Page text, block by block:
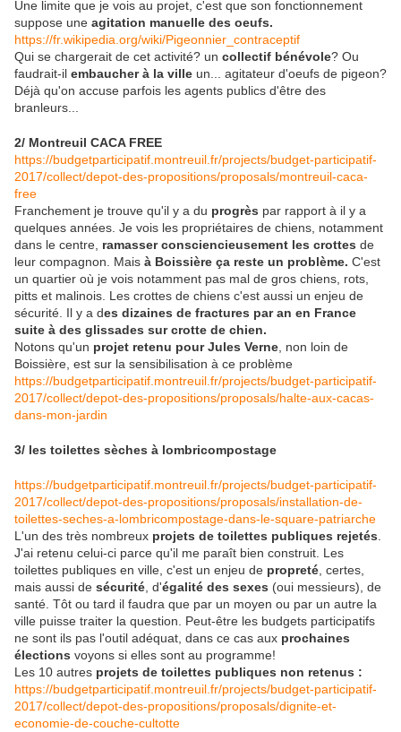
Une limite que je vois au projet, c'est que son fonctionnement
suppose une agitation manuelle des oeufs.
https://fr.wikipedia.org/wiki/Pigeonnier_contraceptif
Qui se chargerait de cet activité? un collectif bénévole? Ou
faudrait-il embaucher à la ville un... agitateur d'oeufs de pigeon?
Déjà qu'on accuse parfois les agents publics d'être des
branleurs...
2/ Montreuil CACA FREE
https://budgetparticipatif.montreuil.fr/projects/budget-participatif-
2017/collect/depot-des-propositions/proposals/montreuil-caca-
free
Franchement je trouve qu'il y a du progrès par rapport à il y a
quelques années. Je vois les propriétaires de chiens, notamment
dans le centre, ramasser consciencieusement les crottes de
leur compagnon. Mais à Boissière ça reste un problème. C'est
un quartier où je vois notamment pas mal de gros chiens, rots,
pitts et malinois. Les crottes de chiens c'est aussi un enjeu de
sécurité. Il y a des dizaines de fractures par an en France
suite à des glissades sur crotte de chien.
Notons qu'un projet retenu pour Jules Verne , non loin de
Boissière, est sur la sensibilisation à ce problème
https://budgetparticipatif.montreuil.fr/projects/budget-participatif-
2017/collect/depot-des-propositions/proposals/halte-aux-cacas-
dans-mon-jardin
3/ les toilettes sèches à lombricompostage
https://budgetparticipatif.montreuil.fr/projects/budget-participatif-
2017/collect/depot-des-propositions/proposals/installation-de-
toilettes-seches-a-lombricompostage-dans-le-square-patriarche
L'un des très nombreux projets de toilettes publiques rejetés
J'ai retenu celui-ci parce qu'il me paraît bien construit. Les
toilettes publiques en ville, c'est un enjeu de propreté , certes,
mais aussi de sécurité , d'égalité des sexes (oui messieurs), de
santé. Tôt ou tard il faudra que par un moyen ou par un autre la
ville puisse traiter la question. Peut-être les budgets participatifs
ne sont ils pas l'outil adéquat, dans ce cas aux prochaines
élections voyons si elles sont au programme!
Les 10 autres projets de toilettes publiques non retenus :
https://budgetparticipatif.montreuil.fr/projects/budget-participatif-
2017/collect/depot-des-propositions/proposals/dignite-et-
economie-de-couche-cultotte